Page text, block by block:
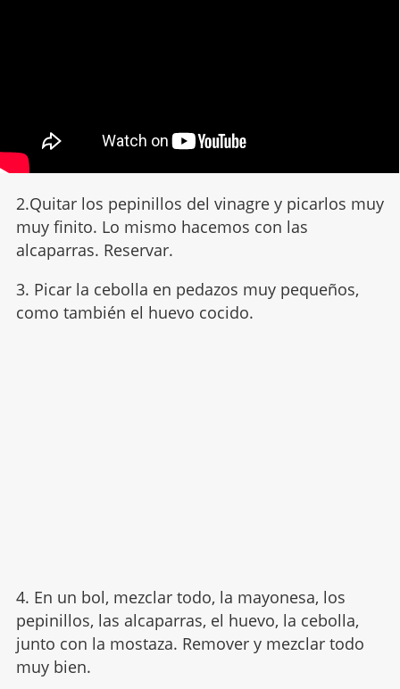
2.Quitar los pepinillos del vinagre y picarlos muy
muy finito. Lo mismo hacemos con las
alcaparras. Reservar.
3. Picar la cebolla en pedazos muy pequeños,
como también el huevo cocido.
4. En un bol, mezclar todo, la mayonesa, los
pepinillos, las alcaparras, el huevo, la cebolla,
junto con la mostaza. Remover y mezclar todo
muy bien.